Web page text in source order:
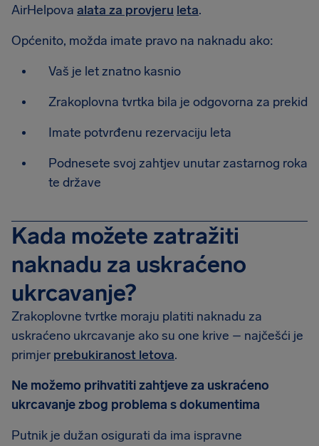
AirHelpova alata za provjeru leta.
Općenito, možda imate pravo na naknadu ako:
Vaš je let znatno kasnio
Zrakoplovna tvrtka bila je odgovorna za prekid
Imate potvrđenu rezervaciju leta
Podnesete svoj zahtjev unutar zastarnog roka
te države
Kada možete zatražiti
naknadu za uskraćeno
ukrcavanje?
Zrakoplovne tvrtke moraju platiti naknadu za
uskraćeno ukrcavanje ako su one krive – najčešći je
primjer prebukiranost letova.
Ne možemo prihvatiti zahtjeve za uskraćeno
ukrcavanje zbog problema s dokumentima
Putnik je dužan osigurati da ima ispravne